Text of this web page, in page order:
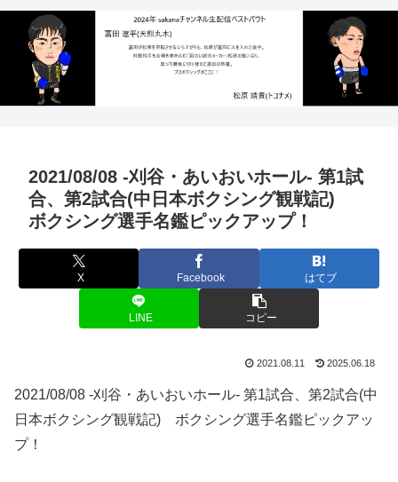
2021/08/08 -刈谷・あいおいホール- 第1試
合、第2試合(中日本ボクシング観戦記)
ボクシング選手名鑑ピックアップ！
X Facebook はてブ
LINE コピー
2021.08.11 2025.06.18
2021/08/08 -刈谷・あいおいホール- 第1試合、第2試合(中
日本ボクシング観戦記) ボクシング選手名鑑ピックアッ
プ！